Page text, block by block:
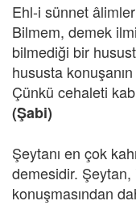
Ehl-i sünnet
Bilmem, demek
bilmediği bir
hususta
Çünkü cehaleti
(Şabi)
Şeytanı en çok
demesidir. Şeytan,
konuşmasından